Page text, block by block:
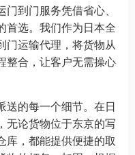
到门服务凭借省心、
首选。我们作为日本全
门运输代理，将货物从
整合，让客户无需操心
送的每一个细节。在日
无论货物位于东京的写
库，都能提供便捷的取